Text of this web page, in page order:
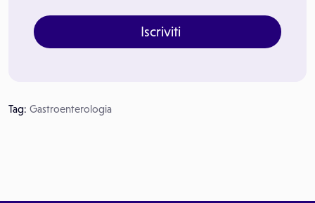
Iscriviti
Tag: Gastroenterologia